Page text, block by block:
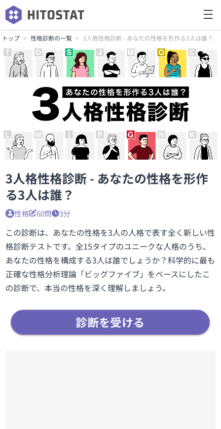
トップ 性格診断の一覧 3人格性格診断 - あなたの性格を形作る3人は誰？
3人格性格診断 - あなたの性格を形作
る3人は誰？
性格 60問 3分
この診断は、あなたの性格を3人の人格で表す全く新しい性
格診断テストです。全15タイプのユニークな人格のうち、
あなたの性格を構成する3人は誰でしょうか？科学的に最も
正確な性格分析理論「ビッグファイブ」をベースにしたこ
の診断で、本当の性格を深く理解しましょう。
診断を受ける